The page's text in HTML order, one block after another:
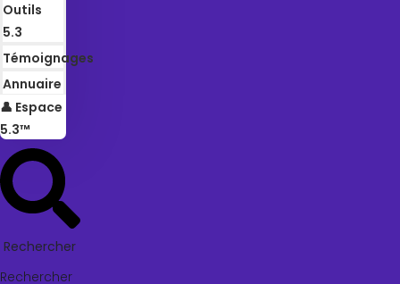
Outils
5.3
Témoignages
Annuaire
👤 Espace
5.3™
Rechercher